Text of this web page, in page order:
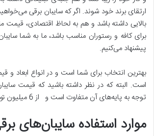
ارتقای برند خود شوند. اگر که سایبان برقی
بالایی داشته باشد و هم به لحاظ اقتصادی، قیمت
برای کافه و رستوران مناسب باشد، ما به شما
پیشنهاد می‌کنیم.
بهترین انتخاب برای شما است و در انواع ابعاد و
است. البته که در نظر داشته باشید که قیمت
توجه به پایه‌های آن متفاوت است و از 6 میلیون تومان آغاز می‌شود.
موارد استفاده سایبان‌های